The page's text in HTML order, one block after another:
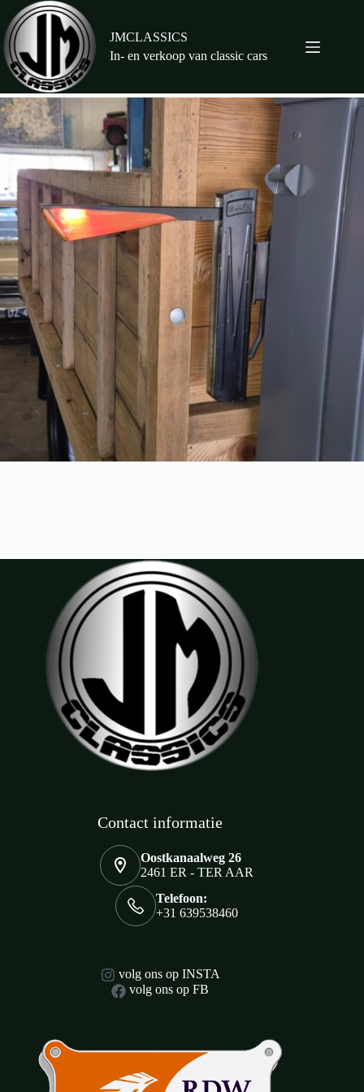
naar
de
inhoud
JMCLASSICS
In- en verkoop van classic cars
Contact informatie
Oostkanaalweg 26
2461 ER - TER AAR
Telefoon:
+31 639538460
volg ons op INSTA
volg ons op FB